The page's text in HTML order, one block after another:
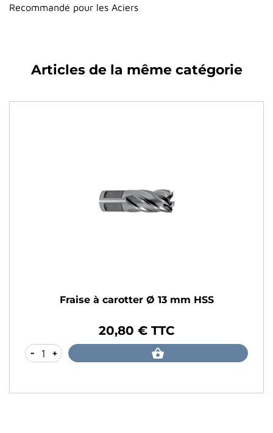
Recommandé pour les Aciers
Articles de la même catégorie
Fraise à carotter Ø 13 mm HSS
20,80 € TTC
- +